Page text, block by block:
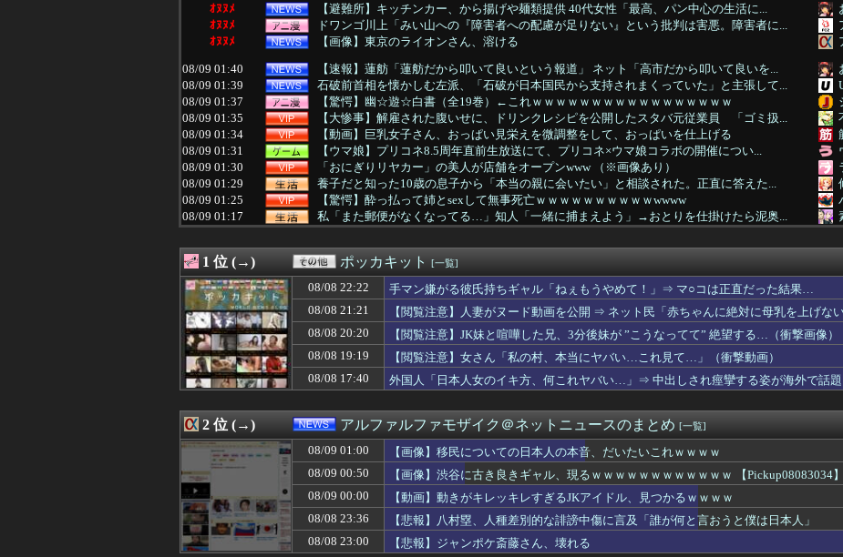
ｵﾇﾇﾒ
【避難所】キッチンカー、から揚げや麺類提供 40代女性「最高、パン中心の生活に...
ｵﾇﾇﾒ
ドワンゴ川上「みい山への『障害者への配慮が足りない』という批判は害悪。障害者に...
ｵﾇﾇﾒ
【画像】東京のライオンさん、溶ける
08/09 01:40
【速報】蓮舫「蓮舫だから叩いて良いという報道」 ネット「高市だから叩いて良いを...
08/09 01:39
石破前首相を懐かしむ左派、「石破が日本国民から支持されまくっていた」と主張して...
08/09 01:37
【驚愕】幽☆遊☆白書（全19巻）←これｗｗｗｗｗｗｗｗｗｗｗｗｗｗｗｗｗ
08/09 01:35
【大惨事】解雇された腹いせに、ドリンクレシピを公開したスタバ元従業員 「ゴミ扱...
08/09 01:34
【動画】巨乳女子さん、おっぱい見栄えを微調整をして、おっぱいを仕上げる
08/09 01:31
【ウマ娘】プリコネ8.5周年直前生放送にて、プリコネ×ウマ娘コラボの開催につい...
08/09 01:30
「おにぎりリヤカー」の美人が店舗をオープンwww （※画像あり）
08/09 01:29
養子だと知った10歳の息子から「本当の親に会いたい」と相談された。正直に答えた...
08/09 01:25
【驚愕】酔っ払って姉とsexして無事死亡ｗｗｗｗｗｗｗｗｗｗwwww
08/09 01:17
私「また郵便がなくなってる…」知人「一緒に捕まえよう」→おとりを仕掛けたら泥奥...
08/09 01:15
ワイの彼女、165cm、貧乳、ボーイッシュなんやが......
08/09 01:12
【悲報】嵐の活動休止の影響か…相葉雅紀のレコメンが9月いっぱいで終了へ
08/09 01:12
【悲報】 幻影旅団の団長さん、激太りすると全てが台無しになる
08/09 01:10
【画像】妹さん、ブラジャーだけでくつろいでしまうｗｗｗwｗｗｗｗｗｗｗｗ❤
08/09 01:09
【剛腕みこち】みこに勝たないと出られない部屋！？百鬼あやめとの爆笑タイマン勝負...
08/09 01:09
新聞さん、ラテ欄の野球中継に壮大な縦読みを仕込んでしまうwwwwwww
08/09 01:06
【競馬】武ルメ参加のシャーガーカップ最終結果
08/09 01:06
娘が作った大鍋の豚汁を嫁が勝手に外へ出した。家族全員で何度注意しても、次の冬に...
08/09 01:05
【画像】マッチングアプリでこんなギャルが来たらどうする？
08/09 01:05
PCゲーム「まず20万円以上のPCを買います」←これ
08/09 01:03
【悲報】ワンピース海賊団にジンベエはいらない、理由は魚だから。
08/09 01:03
教師に転職した彼女が深夜まで仕事するとうになった。毎週土日を空けても月に数回し...
08/09 01:03
【急募】2ヶ月で体重を10kg増やすには？
08/09 01:01
【速報】高橋宏斗、クリスタルパレスと契約合意
08/09 01:00
【悲報】最近の大谷走塁ミス
08/09 01:00
「プリコネ」×「ウマ娘」コラボ決定！！！！
08/09 01:00
6月ワイ「株で500万儲けたわ このままなら仕事辞めれるかも」→２ヶ月後...
08/09 01:00
飼ってる子猫が氏にそう。夫はお猫様だから、日に日にやつれていく子猫を見て狼狽し...
1 位 (→) ポッカキット [一覧]
08/08 22:22
手マン嫌がる彼氏持ちギャル「ねぇもうやめて！」⇒ マ○コは正直だった結果…
08/08 21:21
【閲覧注意】人妻がヌード動画を公開 ⇒ ネット民「赤ちゃんに絶対に母乳を上げな
08/08 20:20
【閲覧注意】JK妹と喧嘩した兄、3分後妹が ”こうなってて” 絶望する…（衝撃画像）
08/08 19:19
【閲覧注意】女さん「私の村、本当にヤバい…これ見て…」（衝撃動画）
08/08 17:40
外国人「日本人女のイキ方、何これヤバい…」⇒ 中出しされ痙攣する姿が海外で話
2 位 (→) アルファルファモザイク＠ネットニュースのまとめ [一覧]
08/09 01:00
【画像】移民についての日本人の本音、だいたいこれｗｗｗｗ
08/09 00:50
【画像】渋谷に古き良きギャル、現るｗｗｗｗｗｗｗｗｗｗｗｗ 【Pickup08083034】
08/09 00:00
【動画】動きがキレッキレすぎるJKアイドル、見つかるｗｗｗｗ
08/08 23:36
【悲報】八村塁、人種差別的な誹謗中傷に言及「誰が何と言おうと僕は日本人」
08/08 23:00
【悲報】ジャンポケ斎藤さん、壊れる